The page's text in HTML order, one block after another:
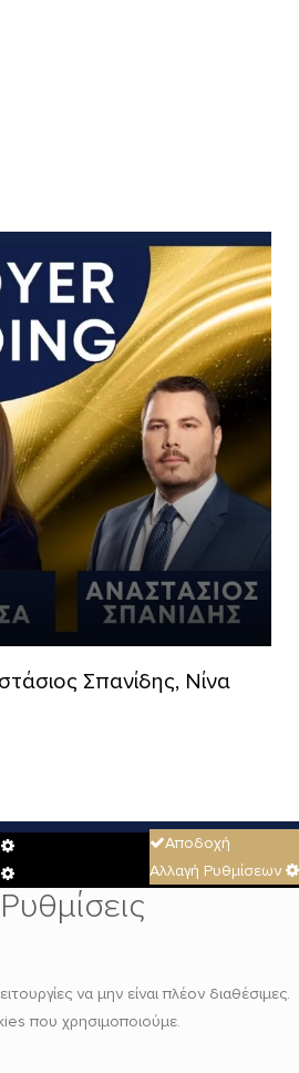
Σπανίδης, Νίνα
Αποδοχή
Αλλαγή Ρυθμίσεων
Cookie
Box
Settings
Cookie
Box
Settings
Ρυθμίσεις
να μην είναι πλέον διαθέσιμες.
που χρησιμοποιούμε.